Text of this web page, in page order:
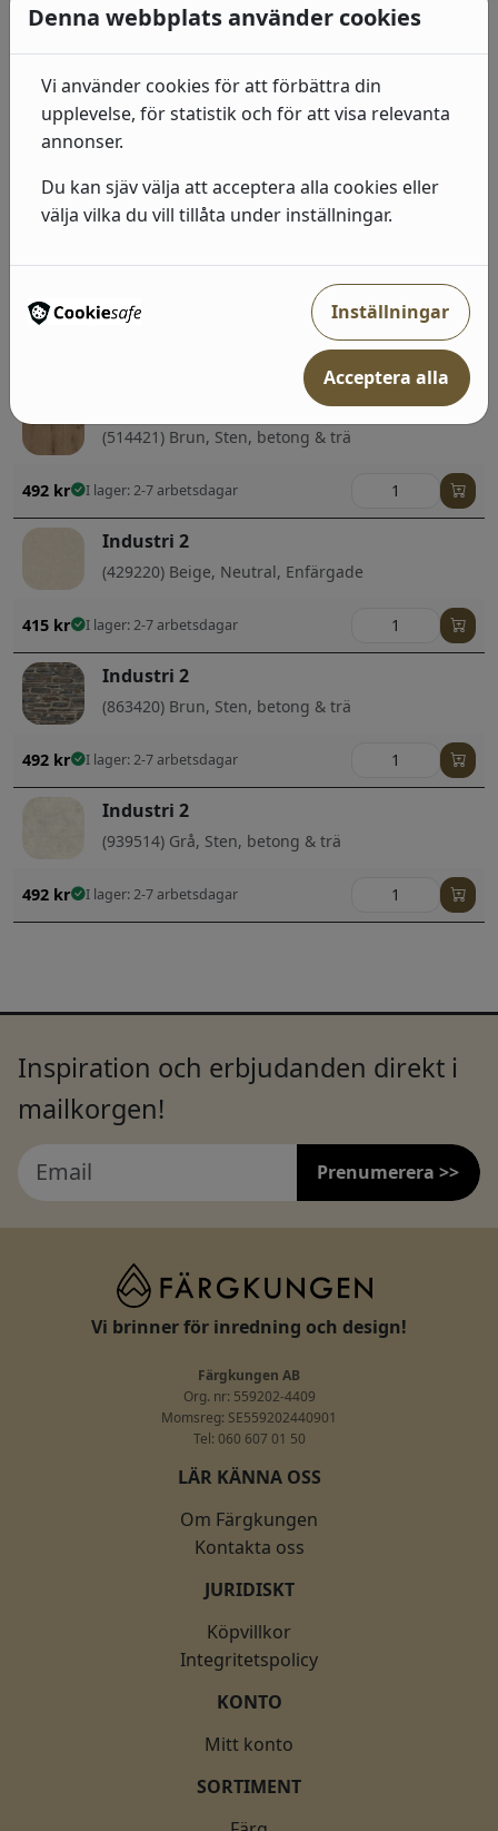
492kr I lager: 2-7 arbetsdagar
Industri 2
betong & trä
492kr I lager: 2-7 arbetsdagar
(939521) Grå, Neutral, Sten, betong & trä
(514421) Brun, Sten, betong & trä
492 kr I lager: 2-7 arbetsdagar
Industri 2
(429220) Beige, Neutral, Enfärgade
415 kr I lager: 2-7 arbetsdagar
Industri 2
(863420) Brun, Sten, betong & trä
492 kr I lager: 2-7 arbetsdagar
Industri 2
(939514) Grå, Sten, betong & trä
492 kr I lager: 2-7 arbetsdagar
Inspiration och erbjudanden direkt i
mailkorgen!
Prenumerera >>
Vi brinner för inredning och design!
Färgkungen AB
Org. nr: 559202-4409
Momsreg: SE559202440901
Tel: 060 607 01 50
LÄR KÄNNA OSS
Om Färgkungen
Kontakta oss
JURIDISKT
Köpvillkor
Integritetspolicy
KONTO
Mitt konto
SORTIMENT
Denna webbplats använder cookies
Vi använder cookies för att förbättra din
upplevelse, för statistik och för att visa relevanta
annonser.
Du kan sjäv välja att acceptera alla cookies eller
välja vilka du vill tillåta under inställningar.
Inställningar
Acceptera alla